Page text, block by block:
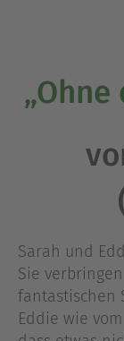
Sarah und
Sie
fantastischen
Eddie wie